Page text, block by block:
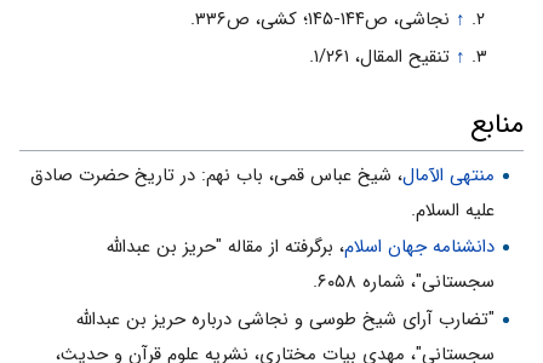
↑ نجاشی، ص۱۴۴-۱۴۵؛ کشی، ص۳۳۶.
↑ تنقیح المقال، ۱/۲۶۱.
منابع
منتهی الآمال، شیخ عباس قمی، باب نهم: در تاریخ حضرت صادق
علیه السلام.
دانشنامه جهان اسلام، برگرفته از مقاله "حریز بن عبدالله
سجستانی"، شماره ۶۰۵۸.
"تضارب آرای شیخ طوسی و نجاشی درباره حریز بن عبدالله
سجستانی"، مهدی بیات مختاری، نشریه علوم قرآن و حدیث،